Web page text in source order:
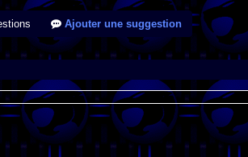
Ajouter une suggestion